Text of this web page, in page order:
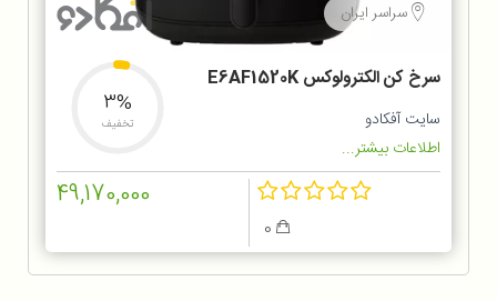
سراسر ایران
سرخ کن الکترولوکس E6AF1520K
سایت آفکادو
اطلاعات بیشتر...
3%
تخفیف
49,170,000